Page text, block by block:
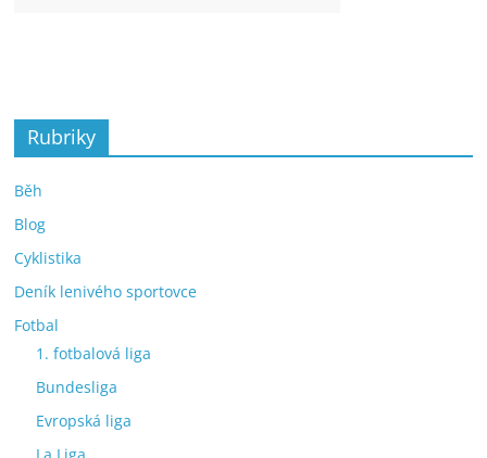
Rubriky
Běh
Blog
Cyklistika
Deník lenivého sportovce
Fotbal
1. fotbalová liga
Bundesliga
Evropská liga